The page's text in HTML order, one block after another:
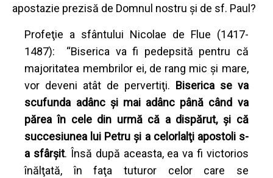
apostazie prezisă de Domnul nostru şi de sf. Paul?
Profeţie a sfântului Nicolae de Flue (1417-
1487): “Biserica va fi pedepsită pentru că
majoritatea membrilor ei, de rang mic şi mare,
vor deveni atât de pervertiţi. Biserica se va
scufunda adânc şi mai adânc până când va
părea în cele din urmă că a dispărut, şi că
succesiunea lui Petru şi a celorlalţi apostoli s-
a sfârşit. Însă după aceasta, ea va fi victorios
înălţată, în faţa tuturor celor care se